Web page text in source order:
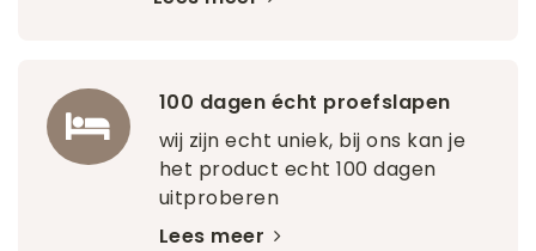
100 dagen écht proefslapen
wij zijn echt uniek, bij ons kan je
het product echt 100 dagen
uitproberen
Lees meer